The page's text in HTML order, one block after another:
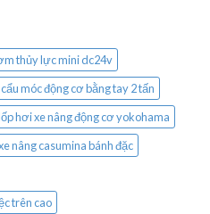
thủy lực mini dc24v
cẩu móc động cơ bằng tay 2 tấn
hơi xe nâng động cơ yokohama
nâng casumina bánh đặc
trên cao